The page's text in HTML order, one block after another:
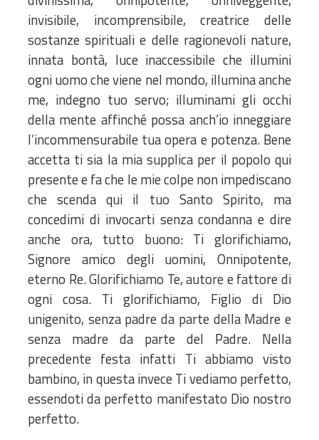
invisibile, incomprensibile, creatrice delle
sostanze spirituali e delle ragionevoli nature,
innata bontà, luce inaccessibile che illumini
ogni uomo che viene nel mondo, illumina anche
me, indegno tuo servo; illuminami gli occhi
della mente affinché possa anch’io inneggiare
l’incommensurabile tua opera e potenza. Bene
accetta ti sia la mia supplica per il popolo qui
presente e fa che le mie colpe non impediscano
che scenda qui il tuo Santo Spirito, ma
concedimi di invocarti senza condanna e dire
anche ora, tutto buono: Ti glorifichiamo,
Signore amico degli uomini, Onnipotente,
eterno Re. Glorifichiamo Te, autore e fattore di
ogni cosa. Ti glorifichiamo, Figlio di Dio
unigenito, senza padre da parte della Madre e
senza madre da parte del Padre. Nella
precedente festa infatti Ti abbiamo visto
bambino, in questa invece Ti vediamo perfetto,
essendoti da perfetto manifestato Dio nostro
perfetto.